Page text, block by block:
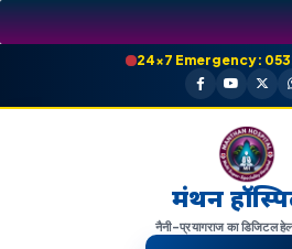
Skip
to
24×7 Emergency:
मंथन
नैनी-प्रयागराज का डिजिटल